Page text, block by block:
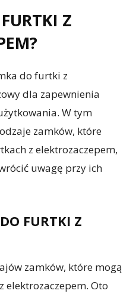
Z
do furtki z
dla zapewnienia
W tym
zamków, które
z elektrozaczepem,
uwagę przy ich
FURTKI Z
zamków, które mogą
elektrozaczepem. Oto